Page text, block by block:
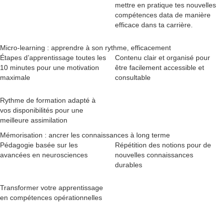
mettre en pratique tes nouvelles
compétences data de manière
efficace dans ta carrière.
Micro-learning : apprendre à son rythme, efficacement
Étapes d’apprentissage toutes les
10 minutes pour une motivation
maximale
Contenu clair et organisé pour
être facilement accessible et
consultable
Rythme de formation adapté à
vos disponibilités pour une
meilleure assimilation
Mémorisation : ancrer les connaissances à long terme
Pédagogie basée sur les
avancées en neurosciences
Répétition des notions pour de
nouvelles connaissances
durables
Transformer votre apprentissage
en compétences opérationnelles